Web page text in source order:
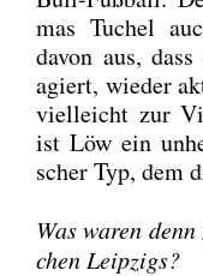
mas Tuchel
davon aus,
agiert, wie­der
viel­leicht zur
ist Löw ein
scher Typ, dem
Was waren
chen Leip­zigs?